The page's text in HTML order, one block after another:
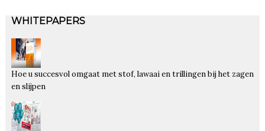
WHITEPAPERS
Hoe u succesvol omgaat met stof, lawaai en trillingen bij het zagen
en slijpen